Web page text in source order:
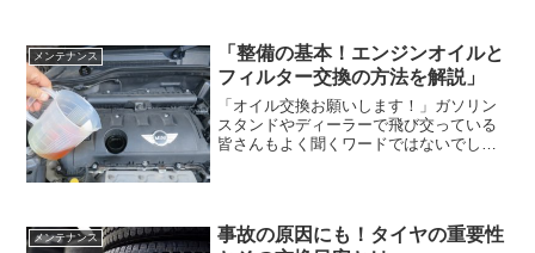
のかすらわからないケースが大半です。
しかしだからといって、騒...
メンテナンス
「整備の基本！エンジンオイルと
フィルター交換の方法を解説」
「オイル交換お願いします！」ガソリン
スタンドやディーラーで飛び交っている
皆さんもよく聞くワードではないでしょ
て血液のようなものです。...
メンテナンス
事故の原因にも！タイヤの重要性